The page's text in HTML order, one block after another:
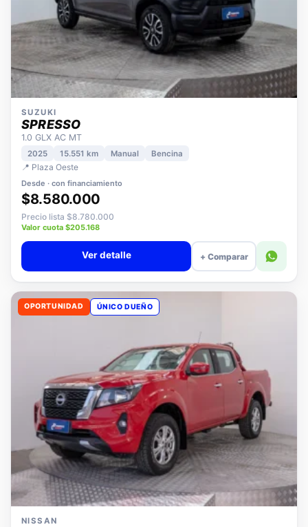
SUZUKI
SPRESSO
1.0 GLX AC MT
2025 15.551 km
📍 Plaza Oeste
Desde · con financiamiento
$8.580.000
Precio lista $8.780.000
Valor cuota $205.168
+ Comparar
OPORTUNIDAD